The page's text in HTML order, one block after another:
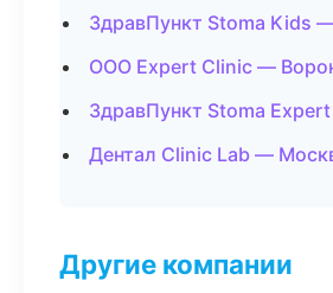
ЗдравПункт Stoma Kids
ООО Expert Clinic —
ЗдравПункт Stoma
Дентал Clinic Lab —
Другие компании